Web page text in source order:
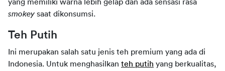
smokey saat dikonsumsi.
Teh Putih
Ini merupakan salah satu jenis teh premium yang ada di
Indonesia. Untuk menghasilkan teh putih yang berkualitas,